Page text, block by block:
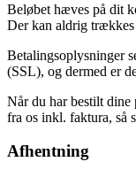
Beløbet hæves på dit
Der kan aldrig trækkes
Betalingsoplysninger
(SSL), og dermed er
Når du har bestilt dine
fra os inkl. faktura, så
Afhentning